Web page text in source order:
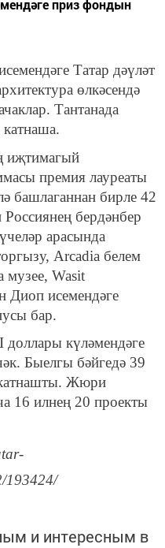
приз фондын
Татар дәүләт
өлкәсендә
Тантанада
иҗтимагый
премия лауреаты
башлаганнан бирле 42
бердәнбер
арасында
Arcadia белем
музее, Wasit
Диоп исемендәге
бар.
күләмендәге
Быелгы бәйгедә 39
Жюри
16 илнең 20 проекты
193424/
и интересным в